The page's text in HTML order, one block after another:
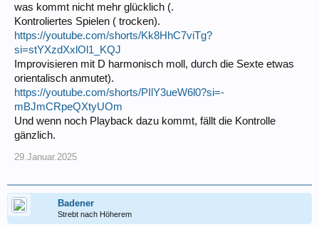
was kommt nicht mehr glücklich (.
Kontroliertes Spielen ( trocken).
https://youtube.com/shorts/Kk8HhC7viTg?
si=stYXzdXxlOl1_KQJ
Improvisieren mit D harmonisch moll, durch die Sexte etwas
orientalisch anmutet).
https://youtube.com/shorts/PIlY3ueW6l0?si=-
mBJmCRpeQXtyUOm
Und wenn noch Playback dazu kommt, fällt die Kontrolle
gänzlich.
29.Januar.2025
Badener
Strebt nach Höherem